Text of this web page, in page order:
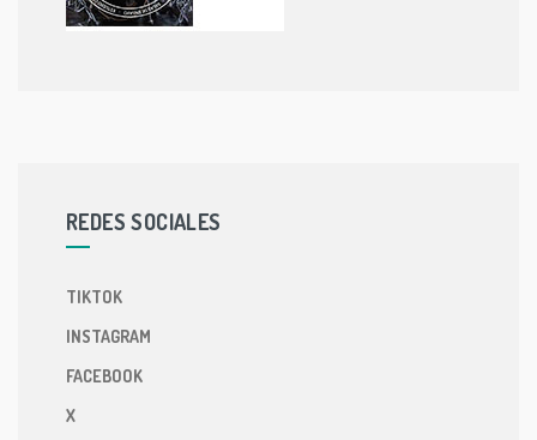
REDES SOCIALES
TIKTOK
INSTAGRAM
FACEBOOK
X